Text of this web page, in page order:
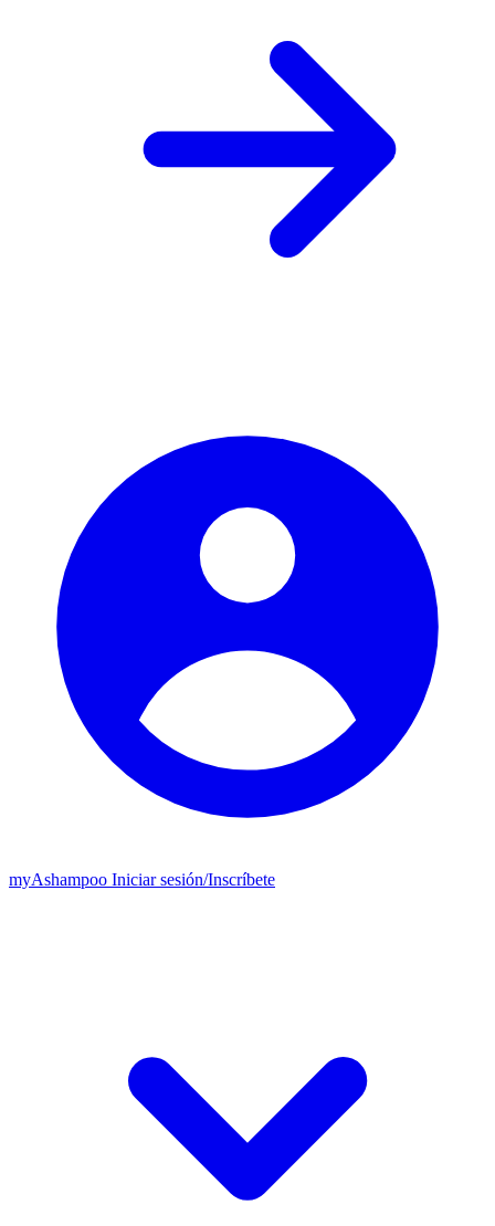
myAshampoo Iniciar sesión/Inscríbete